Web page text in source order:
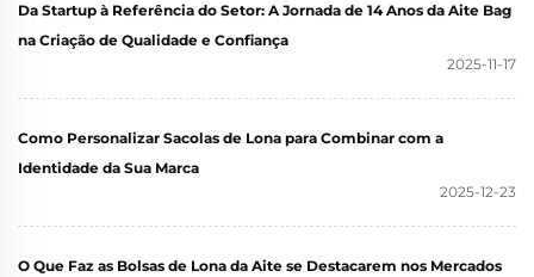
Da Startup à Referência do Setor: A Jornada de 14 Anos da Aite Bag
na Criação de Qualidade e Confiança
2025-11-17
Como Personalizar Sacolas de Lona para Combinar com a
Identidade da Sua Marca
2025-12-23
O Que Faz as Bolsas de Lona da Aite se Destacarem nos Mercados